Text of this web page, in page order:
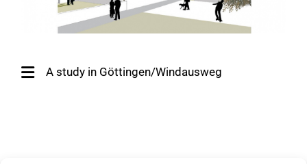
A study in Göttingen/Windausweg